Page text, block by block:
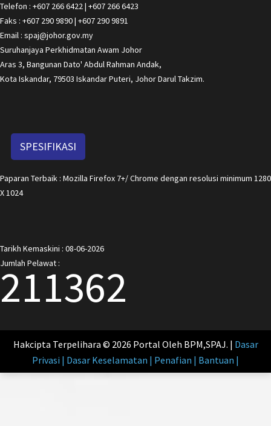
Telefon : +607 266 6422 | +607 266 6423
Faks : +607 290 9890 | +607 290 9891
Email : spaj@johor.gov.my
Suruhanjaya Perkhidmatan Awam Johor
Aras 3, Bangunan Dato' Abdul Rahman Andak,
Kota Iskandar, 79503 Iskandar Puteri, Johor Darul Takzim.
SPESIFIKASI
Paparan Terbaik : Mozilla Firefox 7+/ Chrome dengan resolusi minimum 1280
X 1024
Tarikh Kemaskini : 08-06-2026
Jumlah Pelawat :
211362
Hakcipta Terpelihara © 2026 Portal Oleh BPM,SPAJ. | Dasar
Privasi | Dasar Keselamatan | Penafian | Bantuan |